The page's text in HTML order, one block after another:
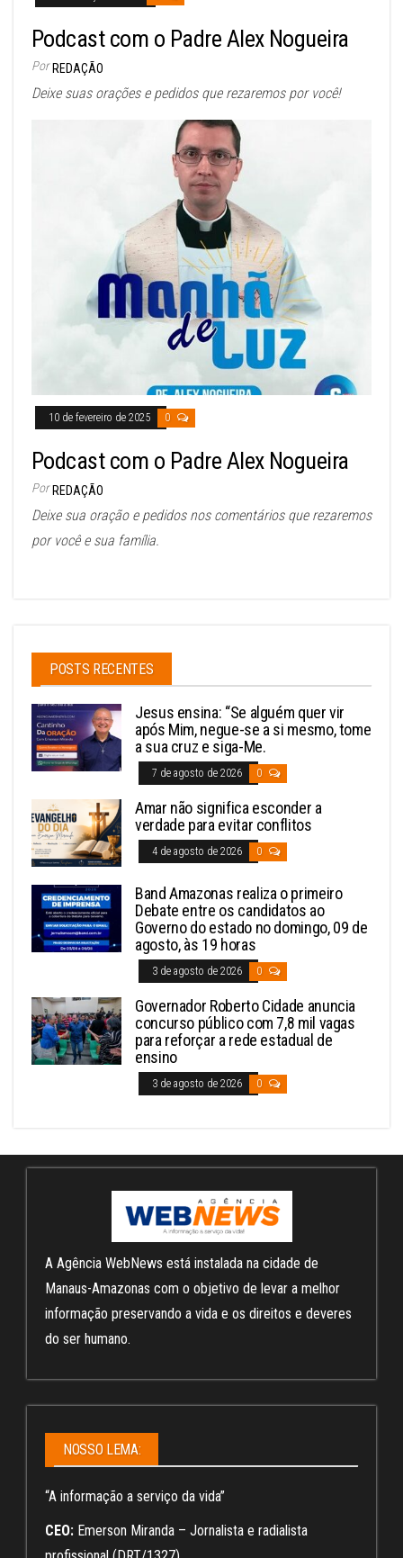
Podcast com o Padre Alex Nogueira
Por REDAÇÃO
Deixe suas orações e pedidos que rezaremos por você!
10 de fevereiro de 2025 0
Podcast com o Padre Alex Nogueira
Por REDAÇÃO
Deixe sua oração e pedidos nos comentários que rezaremos
por você e sua família.
POSTS RECENTES
Jesus ensina: “Se alguém quer vir
após Mim, negue-se a si mesmo, tome
a sua cruz e siga-Me.
7 de agosto de 2026 0
Amar não significa esconder a
verdade para evitar conflitos
4 de agosto de 2026 0
Band Amazonas realiza o primeiro
Debate entre os candidatos ao
Governo do estado no domingo, 09 de
agosto, às 19 horas
3 de agosto de 2026 0
Governador Roberto Cidade anuncia
concurso público com 7,8 mil vagas
para reforçar a rede estadual de
ensino
3 de agosto de 2026 0
A Agência WebNews está instalada na cidade de
Manaus-Amazonas com o objetivo de levar a melhor
informação preservando a vida e os direitos e deveres
do ser humano.
NOSSO LEMA:
“A informação a serviço da vida”
CEO: Emerson Miranda – Jornalista e radialista